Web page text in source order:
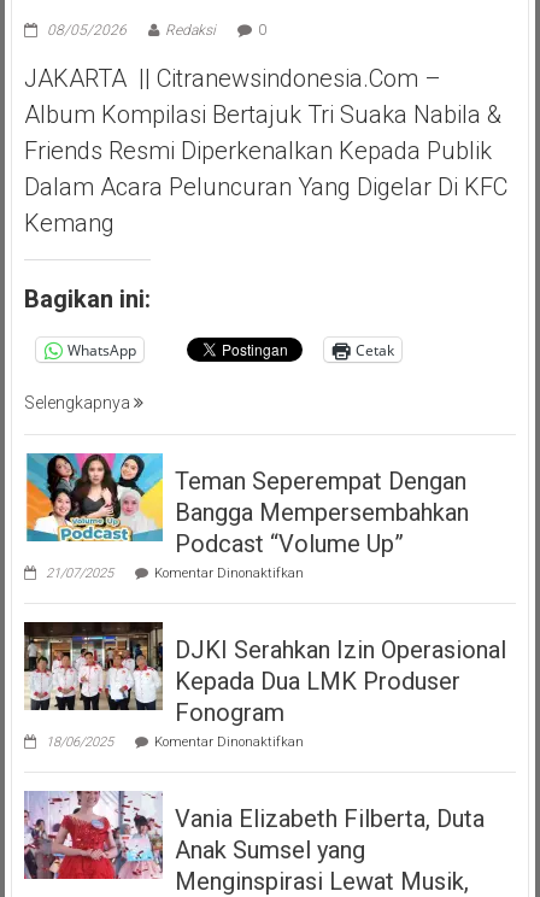
08/05/2026 Redaksi 0
JAKARTA || Citranewsindonesia.com –
Album Kompilasi Bertajuk Tri Suaka Nabila &
Friends Resmi Diperkenalkan Kepada Publik
Dalam Acara Peluncuran Yang Digelar Di KFC
Kemang
Bagikan ini:
WhatsApp Cetak
Selengkapnya
Teman Seperempat Dengan
Bangga Mempersembahkan
Podcast “Volume Up”
21/07/2025 Komentar Dinonaktifkanpada
Seperempat
Bangga
Mempersembahkan
Podcast
DJKI Serahkan Izin Operasional
Kepada Dua LMK Produser
Fonogram
18/06/2025 Komentar Dinonaktifkanpada
Serahkan
Operasional
Dua
LMK
Produser
Vania Elizabeth Filberta, Duta
Anak Sumsel yang
Menginspirasi Lewat Musik,